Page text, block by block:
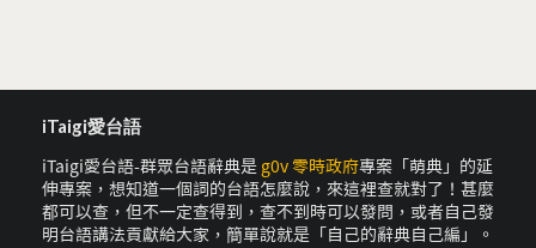
iTaigi愛台語
iTaigi愛台語-群眾台語辭典是 g0v 零時政府專案「萌典」的延
伸專案，想知道一個詞的台語怎麼說，來這裡查就對了！甚麼
都可以查，但不一定查得到，查不到時可以發問，或者自己發
明台語講法貢獻給大家，簡單說就是「自己的辭典自己編」。